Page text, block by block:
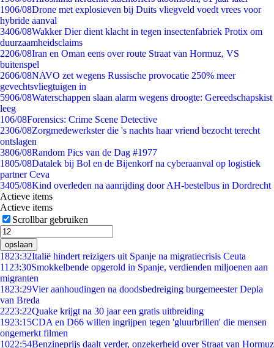
1906/08Drone met explosieven bij Duits vliegveld voedt vrees voor
hybride aanval
3406/08Wakker Dier dient klacht in tegen insectenfabriek Protix om
duurzaamheidsclaims
2206/08Iran en Oman eens over route Straat van Hormuz, VS
buitenspel
2606/08NAVO zet wegens Russische provocatie 250% meer
gevechtsvliegtuigen in
5906/08Waterschappen slaan alarm wegens droogte: Gereedschapskist
leeg
106/08Forensics: Crime Scene Detective
2306/08Zorgmedewerkster die 's nachts haar vriend bezocht terecht
ontslagen
3806/08Random Pics van de Dag #1977
1805/08Datalek bij Bol en de Bijenkorf na cyberaanval op logistiek
partner Ceva
3405/08Kind overleden na aanrijding door AH-bestelbus in Dordrecht
Actieve items
Actieve items
Scrollbar gebruiken
opslaan
1823:32Italië hindert reizigers uit Spanje na migratiecrisis Ceuta
11 23:30Smokkelbende opgerold in Spanje, verdienden miljoenen aan
migranten
1823:29Vier aanhoudingen na doodsbedreiging burgemeester Depla
van Breda
2223:22Quake krijgt na 30 jaar een gratis uitbreiding
1923:15CDA en D66 willen ingrijpen tegen 'gluurbrillen' die mensen
ongemerkt filmen
1022:54Benzineprijs daalt verder, onzekerheid over Straat van Hormuz